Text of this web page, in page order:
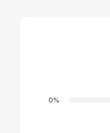
0%